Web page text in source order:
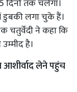
दिनों तक चलेगा।
लगा चुके हैं।
चतुर्वेदी ने कहा कि
है।
आशीर्वाद लेने पहुंच